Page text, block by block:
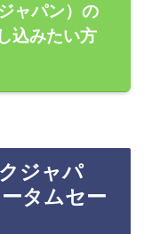
ャパン）の
込みたい方
ジャパ
タムセー